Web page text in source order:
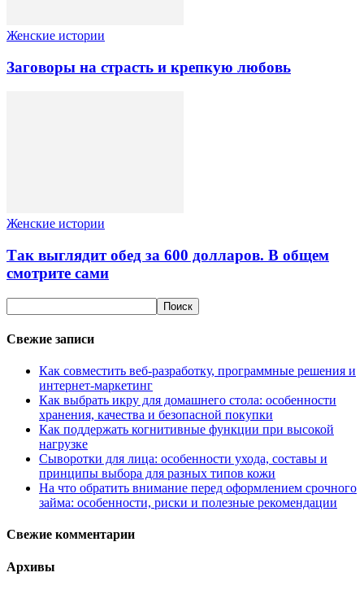
Женские истории
Заговоры на страсть и крепкую любовь
Женские истории
Так выглядит обед за 600 долларов. В общем
смотрите сами
Свежие записи
Как совместить веб-разработку, программные решения и
интернет-маркетинг
Как выбрать икру для домашнего стола: особенности
хранения, качества и безопасной покупки
Как поддержать когнитивные функции при высокой
нагрузке
Сыворотки для лица: особенности ухода, составы и
принципы выбора для разных типов кожи
На что обратить внимание перед оформлением срочного
займа: особенности, риски и полезные рекомендации
Свежие комментарии
Архивы